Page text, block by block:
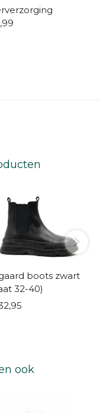
boots zwart
32-40)
ook